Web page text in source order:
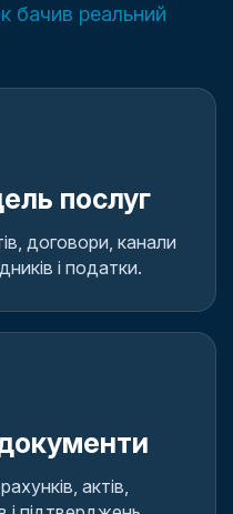
бачив реальний
послуг
договори, канали
і податки.
актів,